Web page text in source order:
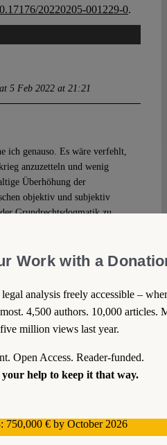
20220205-001229-0.
5 Feb 2022 at 21:21
ich genauso. Es wäre verfehlt,
anzuzetteln und wenig
Überhöhung der
objektiv und subjektiv
Grundrechtsdogmatik zu
Schwert. Deshalb
Protagonist:innen
but you do so as our
Work with a
analysis freely accessible –
4,500 authors. 10,000 articles.
million views last year.
Open Access. Reader-funded.
your help to keep it that way.
750,000 € by October 2026